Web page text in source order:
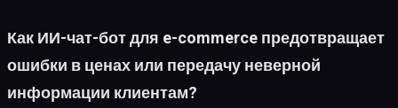
Как ИИ-чат-бот для e-commerce предотвращает
ошибки в ценах или передачу неверной
информации клиентам?